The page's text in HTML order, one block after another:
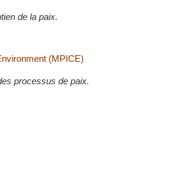
de la paix.
(MPICE)
processus de paix.